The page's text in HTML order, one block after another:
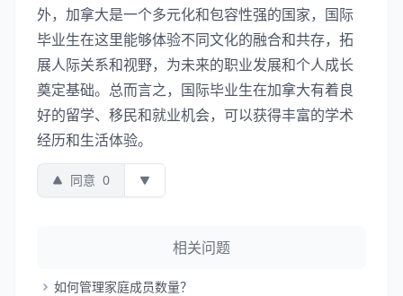
外，加拿大是一个多元化和包容性强的国家，国际
毕业生在这里能够体验不同文化的融合和共存，拓
展人际关系和视野，为未来的职业发展和个人成长
奠定基础。总而言之，国际毕业生在加拿大有着良
好的留学、移民和就业机会，可以获得丰富的学术
经历和生活体验。
同意 0
相关问题
如何管理家庭成员数量？